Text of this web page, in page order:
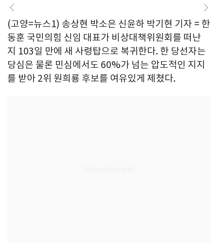
(고양=뉴스1) 송상현 박소은 신윤하 박기현 기자 = 한
동훈 국민의힘 신임 대표가 비상대책위원회를 떠난
지 103일 만에 새 사령탑으로 복귀한다. 한 당선자는
당심은 물론 민심에서도 60%가 넘는 압도적인 지지
를 받아 2위 원희룡 후보를 여유있게 제쳤다.